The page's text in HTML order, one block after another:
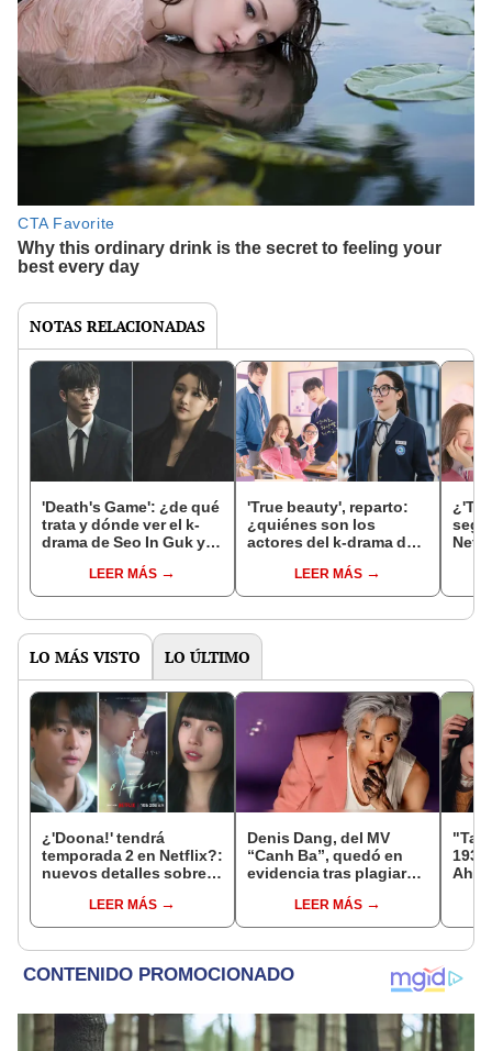
NOTAS RELACIONADAS
'Death's Game': ¿de qué
trata y dónde ver el k-
drama de Seo In Guk y
LEER MÁS
'True beauty', reparto:
¿quiénes son los
actores del k-drama de
LEER MÁS
LO MÁS VISTO LO ÚLTIMO
¿'Doona!' tendrá
temporada 2 en Netflix?:
nuevos detalles sobre la
Yang Se Jong
LEER MÁS
Denis Dang, del MV
“Canh Ba”, quedó en
evidencia tras plagiar
LEER MÁS
Ah